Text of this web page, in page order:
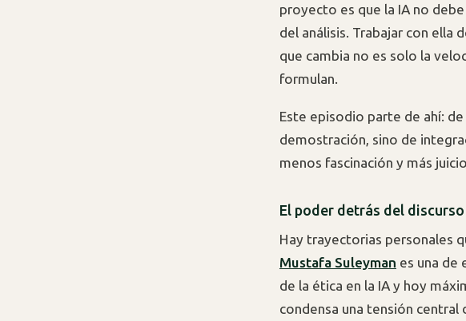
proyecto es que la IA no
del análisis. Trabajar con ella
que cambia no es solo la
formulan.
Este episodio parte de ahí:
demostración, sino de
menos fascinación y más
El poder detrás del
Hay trayectorias personales
Mustafa Suleyman es una de
de la ética en la IA y hoy
condensa una tensión